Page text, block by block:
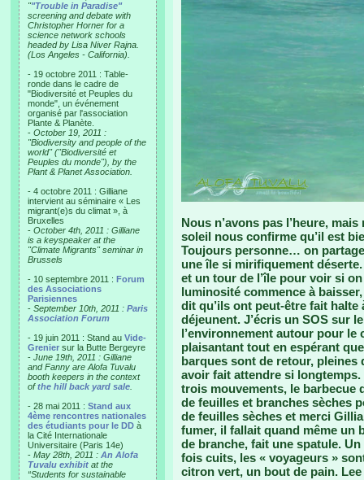
""Trouble in Paradise"
screening and debate with
Christopher Horner for a
science network schools
headed by Lisa Niver Rajna.
(Los Angeles - California).
- 19 octobre 2011 : Table-
ronde dans le cadre de
"Biodiversité et Peuples du
monde", un événement
organisé par l'association
Plante & Planète.
- October 19, 2011 :
"Biodiversity and people of the
world" ("Biodiversité et
Peuples du monde"), by the
Plant & Planet Association.
- 4 octobre 2011 : Gilliane
intervient au séminaire « Les
migrant(e)s du climat », à
Bruxelles
- October 4th, 2011 : Gilliane
is a keyspeaker at the
"Climate Migrants" seminar in
Brussels
- 10 septembre 2011 : Forum
des Associations
Parisiennes
- September 10th, 2011 : Paris
Association Forum
- 19 juin 2011 : Stand au Vide-
Grenier sur la Butte Bergeyre
- June 19th, 2011 : Gilliane
and Fanny are Alofa Tuvalu
booth keepers in the context
ofthe hill back yard sale
- 28 mai 2011 : Stand aux
4ème rencontres nationales
des étudiants pour le DD à
la Cité Internationale
Universitaire (Paris 14e)
- May 28th, 2011 : An Alofa
Tuvalu exhibit at the
“Students for sustainable
Nous n’avons pas l’heure,
soleil nous confirme qu’il est
Toujours personne… on
une île si mirifiquement
et un tour de l’île pour voir si
luminosité commence à
dit qu’ils ont peut-être fait halte
déjeunent. J’écris un SOS sur
l’environnement autour pour
plaisantant tout en espérant
barques sont de retour, pleines
avoir fait attendre si longtemps.
trois mouvements, le barbecue
de feuilles et branches sèches
de feuilles sèches et merci
fumer, il fallait quand même un
de branche, fait une spatule.
fois cuits, les « voyageurs »
citron vert, un bout de pain.